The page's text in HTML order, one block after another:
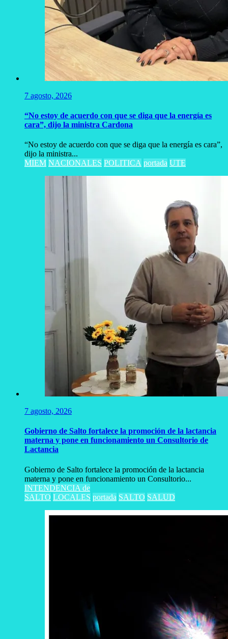
7 agosto, 2026
“No estoy de acuerdo con que se diga que la energía es
cara”, dijo la ministra Cardona
“No estoy de acuerdo con que se diga que la energía es cara”,
dijo la ministra...
MIEM NACIONALES POLITICA portada UTE
7 agosto, 2026
Gobierno de Salto fortalece la promoción de la lactancia
materna y pone en funcionamiento un Consultorio de
Lactancia
Gobierno de Salto fortalece la promoción de la lactancia
materna y pone en funcionamiento un Consultorio...
INTENDENCIA de
SALTO LOCALES portada SALTO SALUD